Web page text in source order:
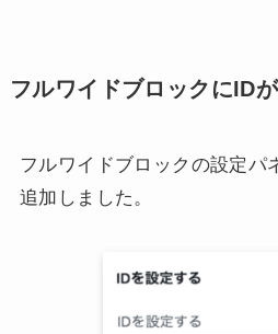
フルワイドブロックにID
フルワイドブロックの設定パ
追加しました。